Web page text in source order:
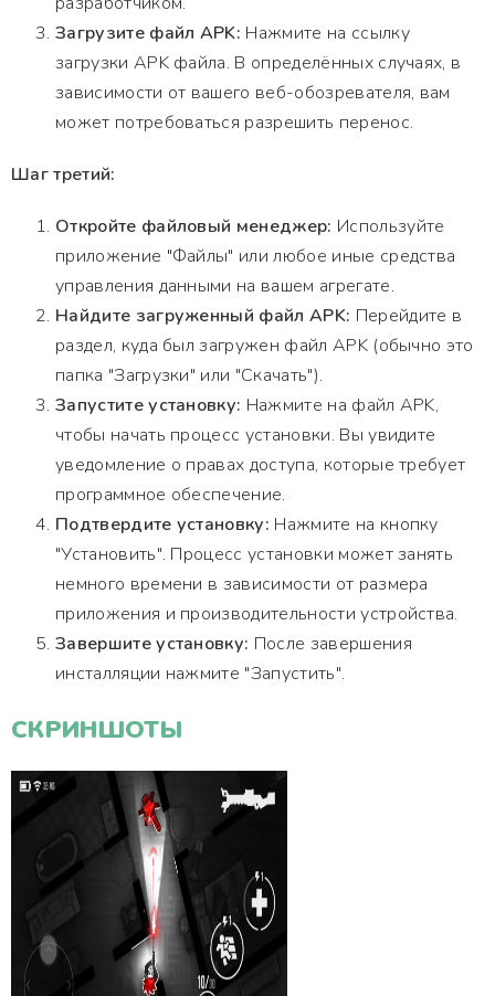
Загрузите файл APK: Нажмите на ссылку
загрузки APK файла. В определённых случаях, в
зависимости от вашего веб-обозревателя, вам
может потребоваться разрешить перенос.
Шаг третий:
Откройте файловый менеджер: Используйте
приложение "Файлы" или любое иные средства
управления данными на вашем агрегате.
Найдите загруженный файл APK: Перейдите в
раздел, куда был загружен файл APK (обычно это
папка "Загрузки" или "Скачать").
Запустите установку: Нажмите на файл APK,
чтобы начать процесс установки. Вы увидите
уведомление о правах доступа, которые требует
программное обеспечение.
Подтвердите установку: Нажмите на кнопку
"Установить". Процесс установки может занять
немного времени в зависимости от размера
приложения и производительности устройства.
Завершите установку: После завершения
инсталляции нажмите "Запустить".
СКРИНШОТЫ